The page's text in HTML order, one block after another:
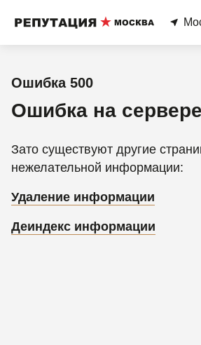
Ошибка 500
Ошибка на сервере
Зато существуют другие
нежелательной информации:
Удаление информации
Деиндекс информации